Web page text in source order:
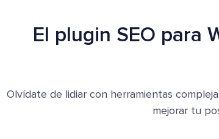
El plugin SEO para
Olvídate de lidiar con herramientas
mejorar tu